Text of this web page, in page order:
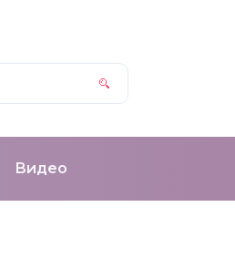
Видео